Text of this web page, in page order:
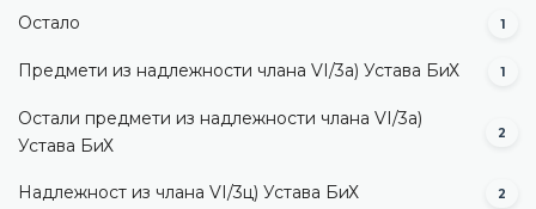
Остало 1
Предмети из надлежности члана VI/3а) Устава БиХ 1
Остали предмети из надлежности члана VI/3а)
Устава БиХ
2
Надлежност из члана VI/3ц) Устава БиХ 2